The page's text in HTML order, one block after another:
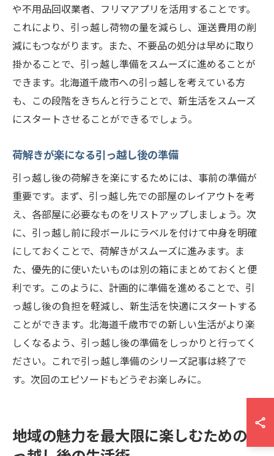
や不用品回収業者、フリマアプリを活用することです。
これにより、引っ越し荷物の量を減らし、運送費用の削
減にもつながります。また、不要品の処分は早めに取り
掛かることで、引っ越し準備をスムーズに進めることが
できます。北海道千歳市への引っ越しを考えている方
も、この段階をきちんと行うことで、新生活をスムーズ
にスタートさせることができるでしょう。
荷解きが楽になる引っ越し後の準備
引っ越し後の荷解きを楽にするためには、事前の準備が
重要です。まず、引っ越し先での部屋のレイアウトを考
え、各部屋に必要なものをリストアップしましょう。次
に、引っ越し前に段ボールにラベルを付けて中身を明確
にしておくことで、荷解きがスムーズに進みます。ま
た、優先的に使いたいものは別の箱にまとめておくと便
利です。このように、計画的に準備を進めることで、引
っ越し後の負担を軽減し、新生活を快適にスタートする
ことができます。北海道千歳市での新しい生活がより楽
しくなるよう、引っ越し後の準備をしっかりと行ってく
ださい。これで引っ越し準備のシリーズ記事は終了で
す。次回のエピソードもどうぞお楽しみに。
地域の魅力を最大限に楽しむための引